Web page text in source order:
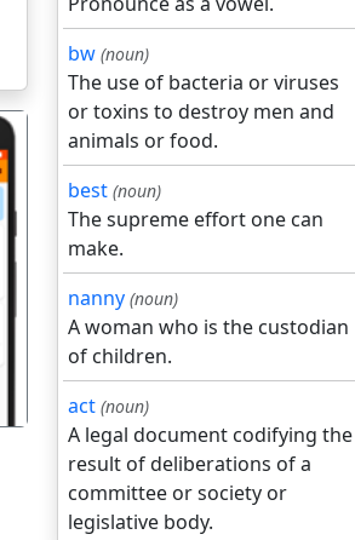
bw (noun)
The use of bacteria or viruses
or toxins to destroy men and
animals or food.
best (noun)
The supreme effort one can
make.
nanny (noun)
A woman who is the custodian
of children.
act (noun)
A legal document codifying the
result of deliberations of a
committee or society or
legislative body.